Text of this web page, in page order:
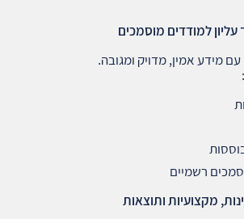
למודדים מוסמכים
מידע אמין, מדויק ומגובה.
רשמיים
מקצועיות ותוצאות